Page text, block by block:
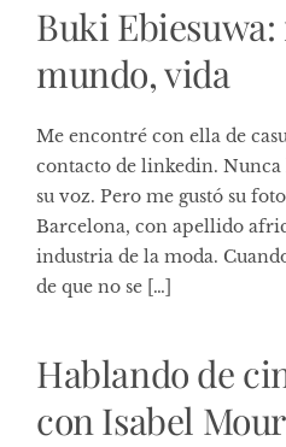
Buki Ebiesuwa:
mundo, vida
Me encontré con ella de
contacto de linkedin. Nunca
su voz. Pero me gustó su
Barcelona, con apellido
industria de la moda.
de que no se […]
Hablando de
con Isabel